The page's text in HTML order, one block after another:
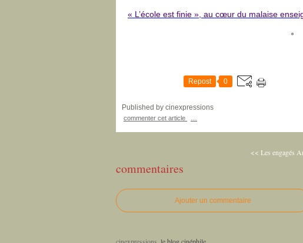
« L’école est finie », au cœur du malaise
*
Repost 0
Published by cinexpressions
commenter cet article
<< Les engagés
commentaires
Ajouter un commentaire